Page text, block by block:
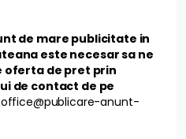
de mare publicitate in
este necesar sa ne
oferta de pret prin
de contact de pe
office@publicare-anunt-